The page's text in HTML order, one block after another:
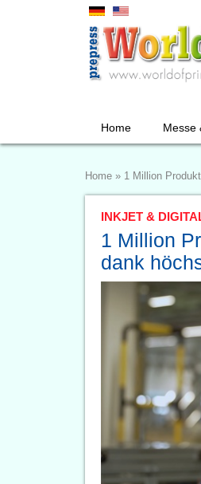
Home Messe
Home » 1 Million
INKJET &
1 Million
dank